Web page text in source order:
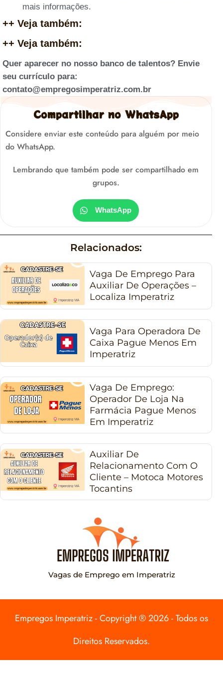
mais informações.
++ Veja também:
++ Veja também:
Quer aparecer no nosso banco de talentos? Envie
seu currículo para:
contato@empregosimperatriz.com.br
Compartilhar no WhatsApp
Considere enviar este conteúdo para alguém por meio
do WhatsApp.
Lembrando que também pode ser compartilhado em
grupos.
WhatsApp
Relacionados:
Vaga De Emprego Para
Auxiliar De Operações –
Localiza Imperatriz
Vaga Para Operadora De
Caixa Pague Menos Em
Imperatriz
Vaga De Emprego:
Operador De Loja Na
Farmácia Pague Menos
Em Imperatriz
Auxiliar De
Relacionamento Com O
Cliente – Motoca Motores
Tocantins
Vagas de Emprego em Imperatriz
Empregos Imperatriz - Copyright ® 2026 - Todos os
Direitos Reservados.